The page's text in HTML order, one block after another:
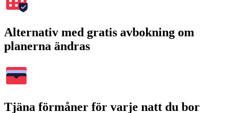
Alternativ med gratis avbokning om
planerna ändras
Tjäna förmåner för varje natt du bor